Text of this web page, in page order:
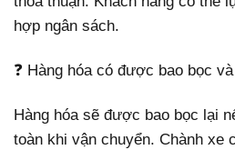
hợp ngân sách.
❓ Hàng hóa có được bao bọc
Hàng hóa sẽ được bao bọc lại
toàn khi vận chuyển. Chành xe